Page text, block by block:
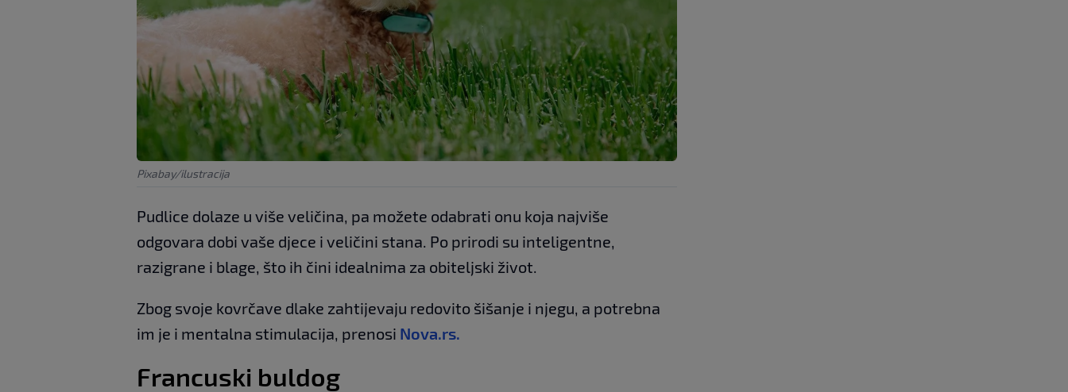
Pixabay/ilustracija
Pudlice dolaze u više veličina, pa možete odabrati onu koja najviše
odgovara dobi vaše djece i veličini stana. Po prirodi su inteligentne,
razigrane i blage, što ih čini idealnima za obiteljski život.
Zbog svoje kovrčave dlake zahtijevaju redovito šišanje i njegu, a potrebna
im je i mentalna stimulacija, prenosi Nova.rs.
Francuski buldog